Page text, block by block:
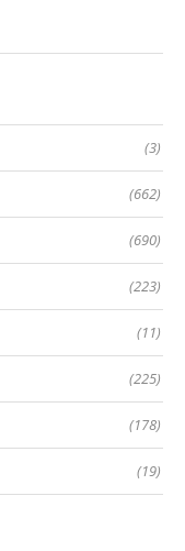
(3)
(662)
(690)
(223)
(11)
(225)
(178)
(19)